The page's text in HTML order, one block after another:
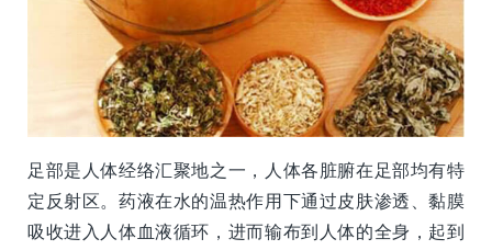
足部是人体经络汇聚地之一，人体各脏腑在足部均有特
定反射区。药液在水的温热作用下通过皮肤渗透、黏膜
吸收进入人体血液循环，进而输布到人体的全身，起到